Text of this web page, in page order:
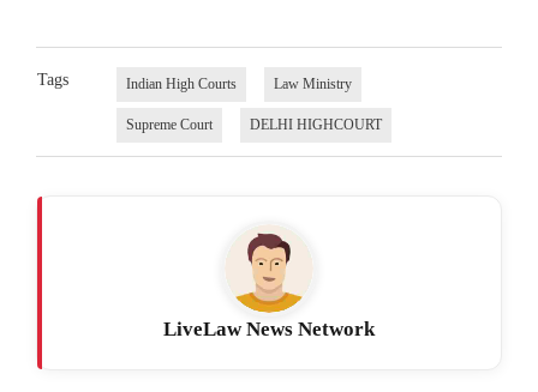
Tags Indian High Courts Law Ministry
Supreme Court DELHI HIGHCOURT
LiveLaw News Network